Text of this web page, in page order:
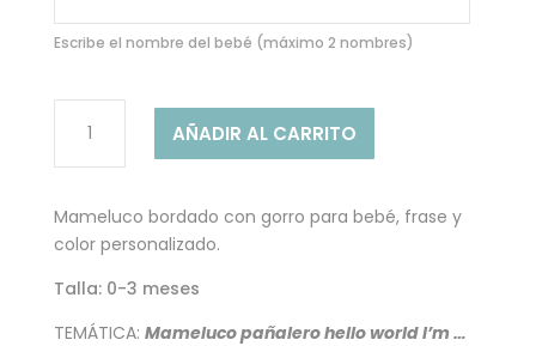
Escribe el nombre del bebé (máximo 2 nombres)
BORDADO
CON
PARA
NIÑO
cantidad
AÑADIR AL CARRITO
Mameluco bordado con gorro para bebé, frase y
color personalizado.
Talla: 0-3 meses
TEMÁTICA: Mameluco pañalero hello world I’m …